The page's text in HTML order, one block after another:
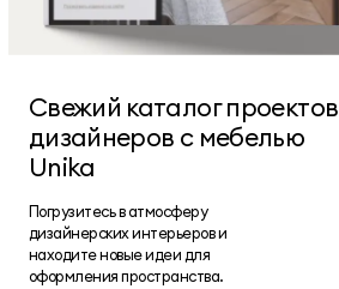
Свежий каталог проектов
дизайнеров с мебелью
Unika
Погрузитесь в атмосферу
дизайнерских интерьеров и
находите новые идеи для
оформления пространства.